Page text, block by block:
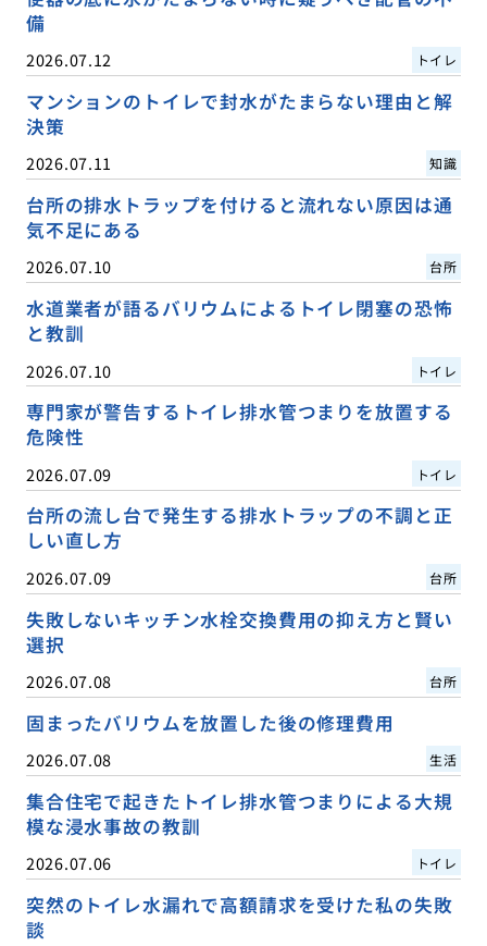
備
2026.07.12 トイレ
マンションのトイレで封水がたまらない理由と解
決策
2026.07.11 知識
台所の排水トラップを付けると流れない原因は通
気不足にある
2026.07.10 台所
水道業者が語るバリウムによるトイレ閉塞の恐怖
と教訓
2026.07.10 トイレ
専門家が警告するトイレ排水管つまりを放置する
危険性
2026.07.09 トイレ
台所の流し台で発生する排水トラップの不調と正
しい直し方
2026.07.09 台所
失敗しないキッチン水栓交換費用の抑え方と賢い
選択
2026.07.08 台所
固まったバリウムを放置した後の修理費用
2026.07.08 生活
集合住宅で起きたトイレ排水管つまりによる大規
模な浸水事故の教訓
2026.07.06 トイレ
突然のトイレ水漏れで高額請求を受けた私の失敗
談